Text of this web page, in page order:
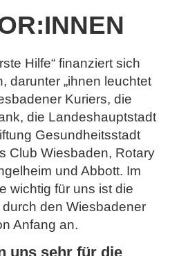
Hilfe“ finanziert sich
darunter „ihnen leuchtet
Kuriers, die
die Landeshauptstadt
Gesundheitsstadt
Club Wiesbaden, Rotary
und Abbott. Im
wichtig für uns ist die
den Wiesbadener
Anfang an.
uns sehr für die